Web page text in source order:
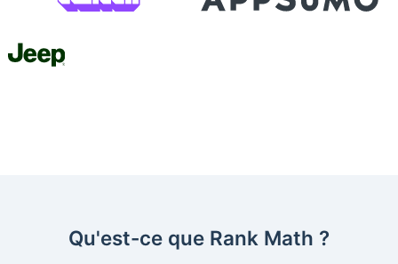
Qu'est-ce que Rank Math ?